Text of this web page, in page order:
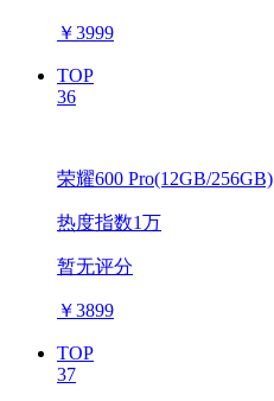
￥3999
TOP
36
荣耀600 Pro(12GB/256GB)
热度指数1万
暂无评分
￥3899
TOP
37